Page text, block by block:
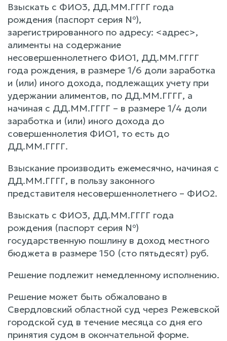
Взыскать с ФИО3, ДД.ММ.ГГГГ года
рождения (паспорт серия №),
зарегистрированного по адресу: <адрес>,
алименты на содержание
несовершеннолетнего ФИО1, ДД.ММ.ГГГГ
года рождения, в размере 1/6 доли заработка
и (или) иного дохода, подлежащих учету при
удержании алиментов, по ДД.ММ.ГГГГ, а
начиная с ДД.ММ.ГГГГ – в размере 1/4 доли
заработка и (или) иного дохода до
совершеннолетия ФИО1, то есть до
ДД.ММ.ГГГГ.
Взыскание производить ежемесячно, начиная с
ДД.ММ.ГГГГ, в пользу законного
представителя несовершеннолетнего – ФИО2.
Взыскать с ФИО3, ДД.ММ.ГГГГ года
рождения (паспорт серия №)
государственную пошлину в доход местного
бюджета в размере 150 (сто пятьдесят) руб.
Решение подлежит немедленному исполнению.
Решение может быть обжаловано в
Свердловский областной суд через Режевской
городской суд в течение месяца со дня его
принятия судом в окончательной форме.